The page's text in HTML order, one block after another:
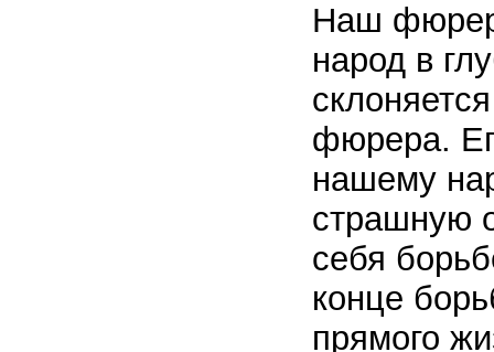
Наш
народ в
фюрера.
нашему
страшную
себя
конце
прямого